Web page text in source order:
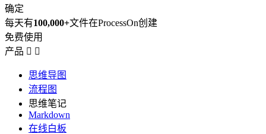
确定
每天有100,000+文件在ProcessOn创建
免费使用
产品  
思维导图
流程图
思维笔记
Markdown
在线白板